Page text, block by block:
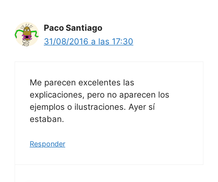
Paco Santiago
31/08/2016 a las 17:30
Me parecen excelentes las
explicaciones, pero no aparecen los
ejemplos o ilustraciones. Ayer sí
estaban.
Responder